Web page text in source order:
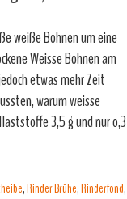
weiße Bohnen um eine
Weisse Bohnen am
etwas mehr Zeit
warum weisse
3,5 g und nur o,3
,Rinder Brühe,Rinderfond,